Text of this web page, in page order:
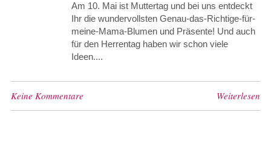
Am 10. Mai ist Muttertag und bei uns entdeckt
Ihr die wundervollsten Genau-das-Richtige-für-
meine-Mama-Blumen und Präsente! Und auch
für den Herrentag haben wir schon viele
Ideen....
Keine Kommentare Weiterlesen